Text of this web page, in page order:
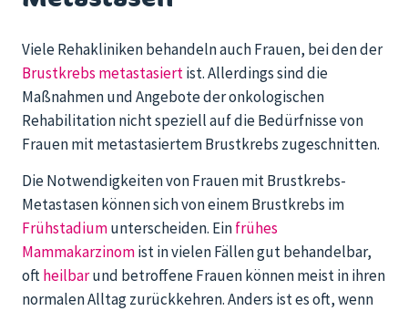
Viele Rehakliniken behandeln auch Frauen, bei den der
Brustkrebs metastasiertist. Allerdings sind die
Maßnahmen und Angebote der onkologischen
Rehabilitation nicht speziell auf die Bedürfnisse von
Frauen mit metastasiertem Brustkrebs zugeschnitten.
Die Notwendigkeiten von Frauen mit Brustkrebs-
Metastasen können sich von einem Brustkrebs im
Frühstadiumunterscheiden. Einfrühes
Mammakarzinomist in vielen Fällen gut behandelbar,
oftheilbarund betroffene Frauen können meist in ihren
normalen Alltag zurückkehren. Anders ist es oft, wenn